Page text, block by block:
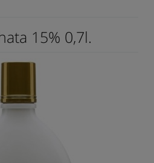
15% 0,7l.